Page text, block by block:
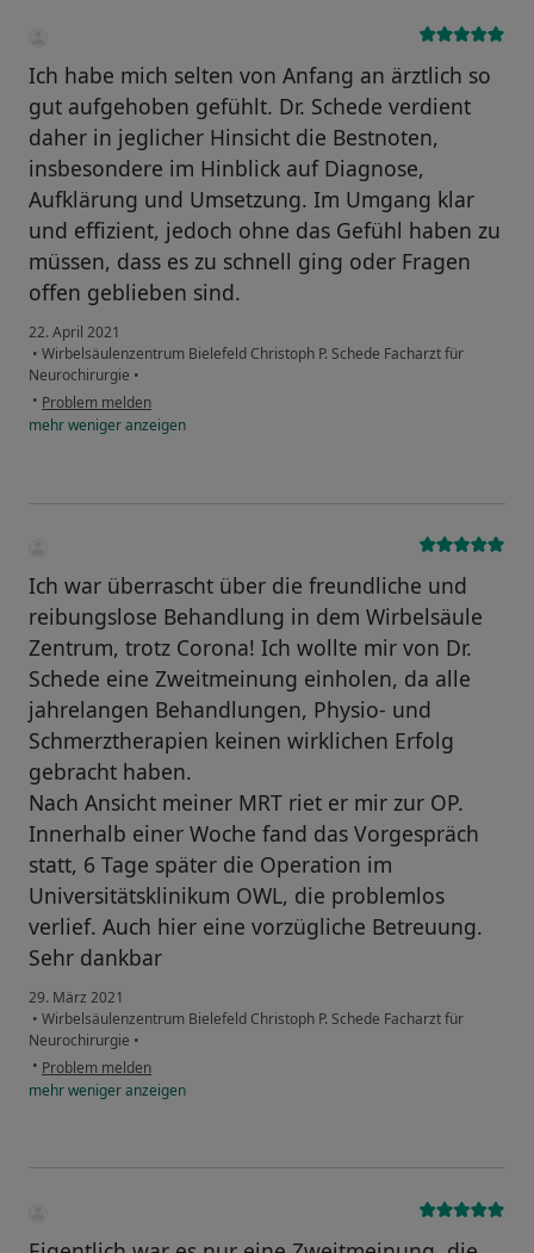
Ich habe mich selten von Anfang an ärztlich so
gut aufgehoben gefühlt. Dr. Schede verdient
daher in jeglicher Hinsicht die Bestnoten,
insbesondere im Hinblick auf Diagnose,
Aufklärung und Umsetzung. Im Umgang klar
und effizient, jedoch ohne das Gefühl haben zu
müssen, dass es zu schnell ging oder Fragen
offen geblieben sind.
22. April 2021
• Wirbelsäulenzentrum Bielefeld Christoph P. Schede Facharzt für
Neurochirurgie •
• Problem melden
mehrwenigeranzeigen
Ich war überrascht über die freundliche und
reibungslose Behandlung in dem Wirbelsäule
Zentrum, trotz Corona! Ich wollte mir von Dr.
Schede eine Zweitmeinung einholen, da alle
jahrelangen Behandlungen, Physio- und
Schmerztherapien keinen wirklichen Erfolg
gebracht haben.
Nach Ansicht meiner MRT riet er mir zur OP.
Innerhalb einer Woche fand das Vorgespräch
statt, 6 Tage später die Operation im
Universitätsklinikum OWL, die problemlos
verlief. Auch hier eine vorzügliche Betreuung.
Sehr dankbar
29. März 2021
• Wirbelsäulenzentrum Bielefeld Christoph P. Schede Facharzt für
Neurochirurgie •
• Problem melden
mehrwenigeranzeigen